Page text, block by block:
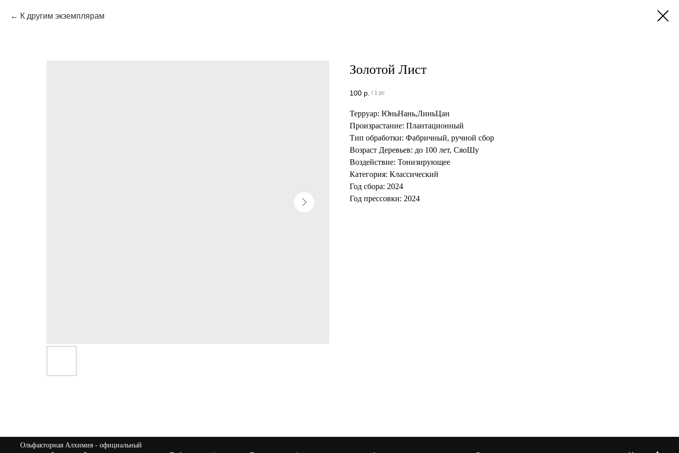
К другим экземплярам
Золотой Лист
100 р. / 1 pc
Терруар: ЮньНань,ЛиньЦан
Произрастание: Плантационный
Тип обработки: Фабричный, ручной сбор
Возраст Деревьев: до 100 лет, СяоШу
Воздействие: Тонизирующее
Категория: Классический
Год сбора: 2024
Год прессовки: 2024
Ольфакторная Алхимия - официальный